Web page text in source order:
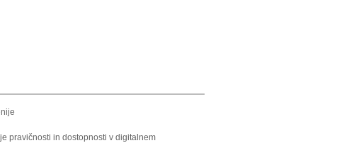
pravičnosti in dostopnosti v digitalnem